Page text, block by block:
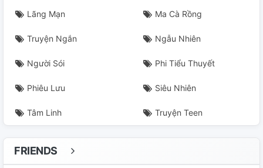
Lãng Mạn Ma Cà Rồng
Truyện Ngắn Ngẫu Nhiên
Người Sói Phi Tiểu Thuyết
Phiêu Lưu Siêu Nhiên
Tâm Linh Truyện Teen
FRIENDS